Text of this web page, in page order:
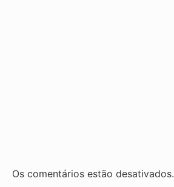
Os comentários estão desativados.